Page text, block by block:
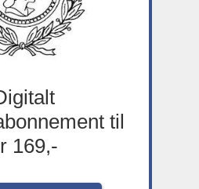
til
169,-